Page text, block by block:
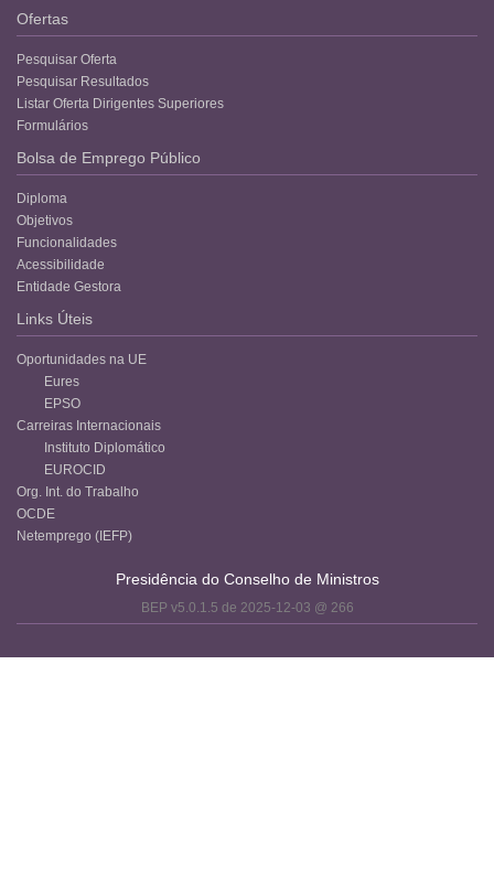
Ofertas
Pesquisar Oferta
Pesquisar Resultados
Listar Oferta Dirigentes Superiores
Formulários
Bolsa de Emprego Público
Diploma
Objetivos
Funcionalidades
Acessibilidade
Entidade Gestora
Links Úteis
Oportunidades na UE
Eures
EPSO
Carreiras Internacionais
Instituto Diplomático
EUROCID
Org. Int. do Trabalho
OCDE
Netemprego (IEFP)
Presidência do Conselho de Ministros
BEP v5.0.1.5 de 2025-12-03 @ 266